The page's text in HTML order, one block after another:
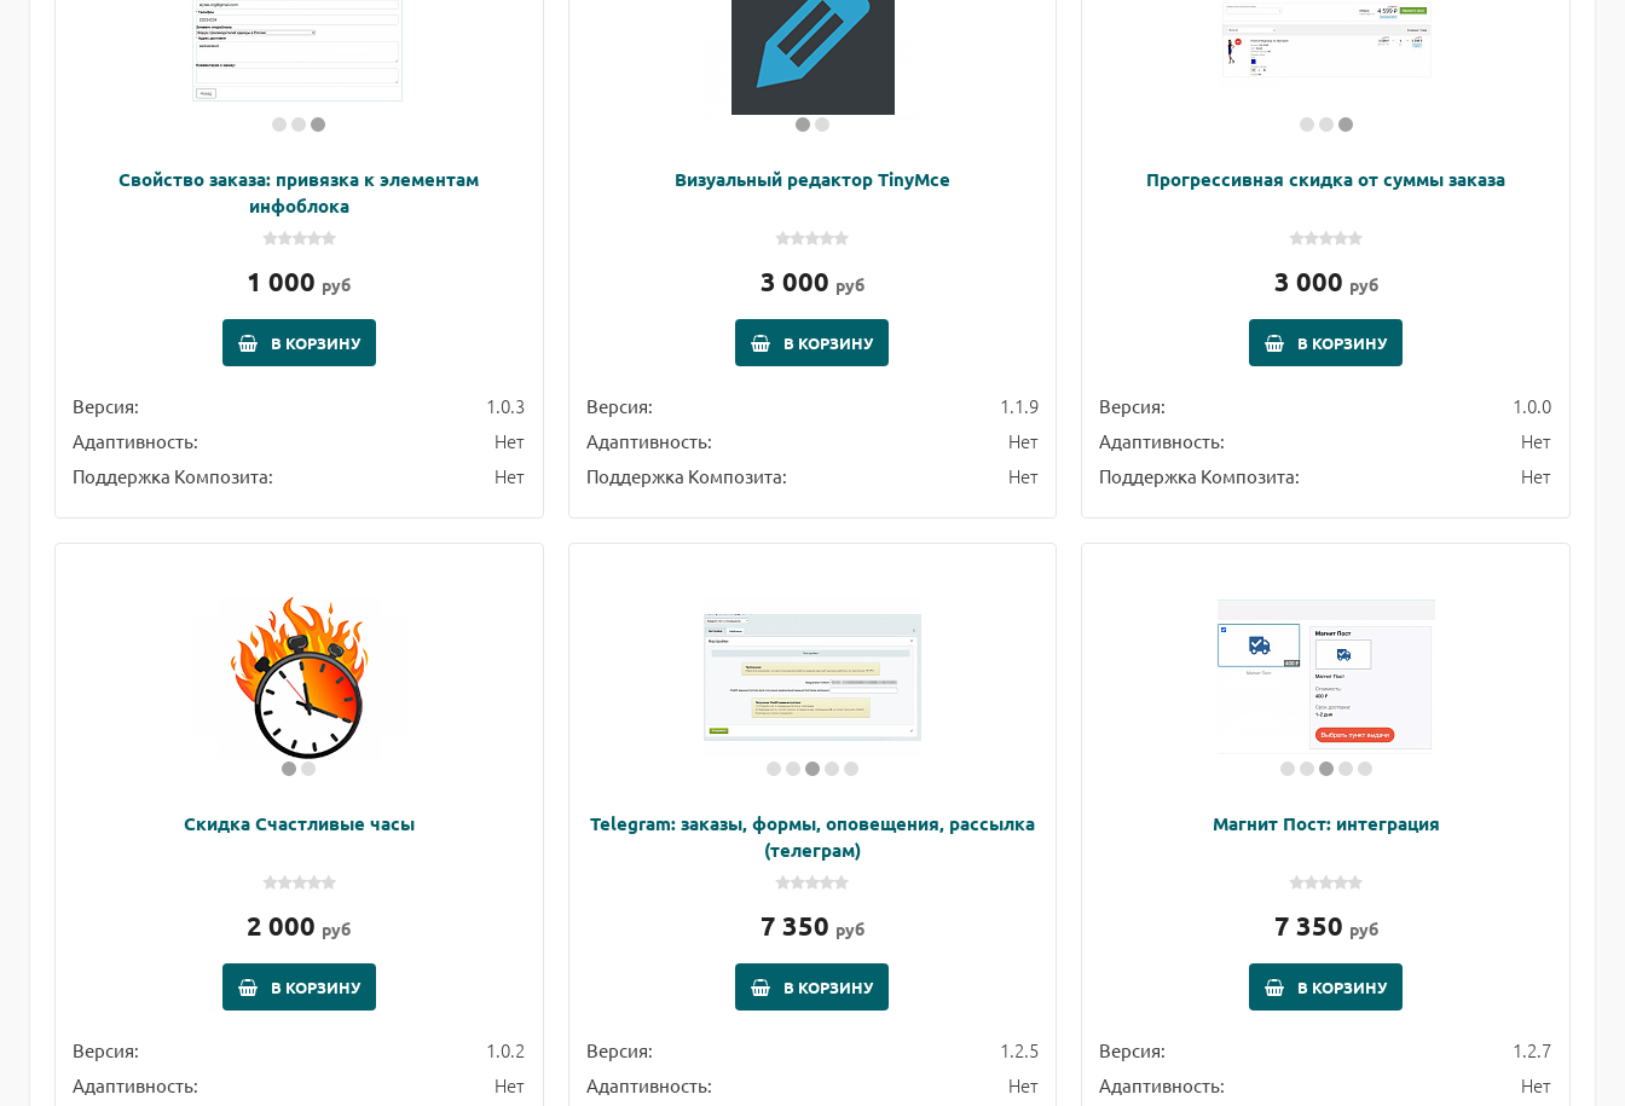
Свойство заказа: привязка к элементам
инфоблока
1 000 руб
В КОРЗИНУ
Версия: 1.0.3
Адаптивность: Нет
Поддержка Композита: Нет
Визуальный редактор TinyMce
3 000 руб
В КОРЗИНУ
Версия: 1.1.9
Адаптивность: Нет
Поддержка Композита: Нет
Прогрессивная скидка от суммы заказа
3 000 руб
В КОРЗИНУ
Версия: 1.0.0
Адаптивность: Нет
Поддержка Композита: Нет
Скидка Счастливые часы
2 000 руб
В КОРЗИНУ
Версия: 1.0.2
Адаптивность: Нет
Telegram: заказы, формы, оповещения, рассылка
(телеграм)
7 350 руб
В КОРЗИНУ
Версия: 1.2.5
Адаптивность: Нет
Магнит Пост: интеграция
7 350 руб
В КОРЗИНУ
Версия: 1.2.7
Адаптивность: Нет